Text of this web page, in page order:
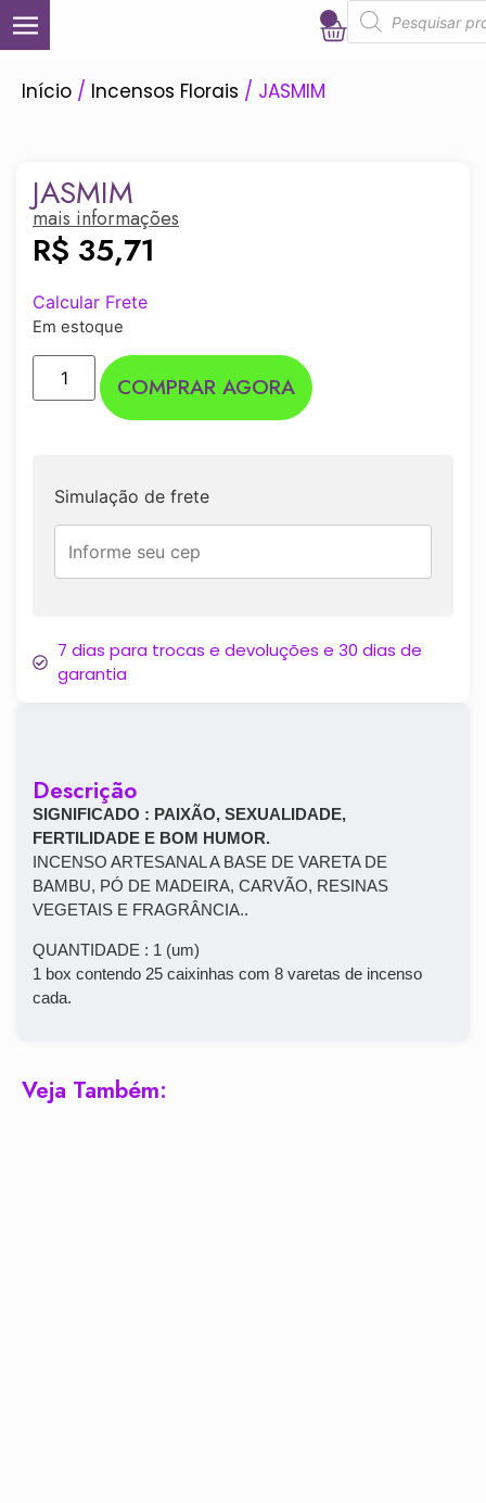
Início / Incensos Florais / JASMIM
Descrição
SIGNIFICADO : PAIXÃO, SEXUALIDADE,
FERTILIDADE E BOM HUMOR.
INCENSO ARTESANAL A BASE DE VARETA DE
BAMBU, PÓ DE MADEIRA, CARVÃO, RESINAS
VEGETAIS E FRAGRÂNCIA..
QUANTIDADE : 1 (um)
1 box contendo 25 caixinhas com 8 varetas de incenso
cada.
JASMIM
mais informações
R$ 35,71
Calcular Frete
Em estoque
COMPRAR AGORA
Simulação de frete
7 dias para trocas e devoluções e 30 dias de
garantia
Veja Também: